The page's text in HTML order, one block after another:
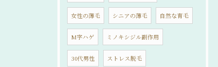
女性の薄毛 シニアの薄毛 自然な育毛
M字ハゲ ミノキシジル副作用
30代男性 ストレス脱毛